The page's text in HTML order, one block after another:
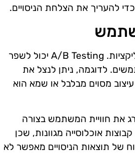
להעריך את הצלחת הניסויים.
חוויית המשתמש היא אחד הגורמים הקריטיים להצלחה של אפליקציות. A/B Testing יכול לשפר
לדוגמה, ניתן לנצל את
מסוים מבלבל או שמא הוא
את חוויית המשתמש בצורה
אוכלוסייה מגוונות, שכן
של תוצאות הניסויים מאפשר לא